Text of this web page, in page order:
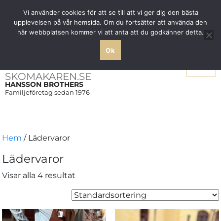
Fri frakt över 1000 SEK inom Sverige
SKOMAKAREN.SE
HANSSON BROTHERS
Familjeföretag sedan 1976
Hem / Lädervaror
Lädervaror
Visar alla 4 resultat
Vi använder cookies för att se till att vi ger dig den bästa
upplevelsen på vår hemsida. Om du fortsätter att använda den
här webbplatsen kommer vi att anta att du godkänner detta.
Ok